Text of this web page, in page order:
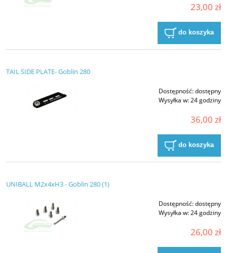
23,00 zł
do koszyka
TAIL SIDE PLATE- Goblin 280
Dostępność:dostępny
Wysyłka w:24 godziny
36,00 zł
do koszyka
UNIBALL M2x4xH3 - Goblin 280 (1)
Dostępność:dostępny
Wysyłka w:24 godziny
26,00 zł